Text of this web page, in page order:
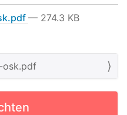
— 274.3 KB
osk.pdf